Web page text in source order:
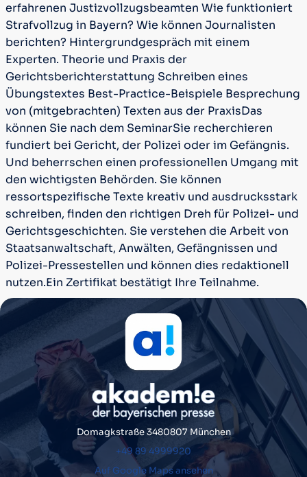
erfahrenen Justizvollzugsbeamten Wie funktioniert
Strafvollzug in Bayern? Wie können Journalisten
berichten? Hintergrundgespräch mit einem
Experten. Theorie und Praxis der
Gerichtsberichterstattung Schreiben eines
Übungstextes Best-Practice-Beispiele Besprechung
von (mitgebrachten) Texten aus der PraxisDas
können Sie nach dem SeminarSie recherchieren
fundiert bei Gericht, der Polizei oder im Gefängnis.
Und beherrschen einen professionellen Umgang mit
den wichtigsten Behörden. Sie können
ressortspezifische Texte kreativ und ausdrucksstark
schreiben, finden den richtigen Dreh für Polizei- und
Gerichtsgeschichten. Sie verstehen die Arbeit von
Staatsanwaltschaft, Anwälten, Gefängnissen und
Polizei-Pressestellen und können dies redaktionell
nutzen.Ein Zertifikat bestätigt Ihre Teilnahme.
Domagkstraße 3480807 München
+49 89 4999920
Auf Google Maps ansehen